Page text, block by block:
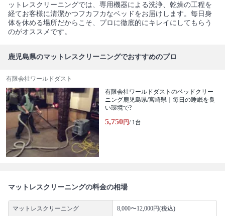
ットレスクリーニングでは、専用機器による洗浄、乾燥の工程を
経てお客様に清潔かつフカフカなベッドをお届けします。毎日身
体を休める場所だからこそ、プロに徹底的にキレイにしてもらう
のがオススメです。
鹿児島県のマットレスクリーニングでおすすめのプロ
有限会社ワールドダスト
有限会社ワールドダストのベッドクリー
ニング鹿児島県/宮崎県｜毎日の睡眠を良
い環境で?
5,750円/ 1台
マットレスクリーニングの料金の相場
マットレスクリーニング 8,000〜12,000円(税込)